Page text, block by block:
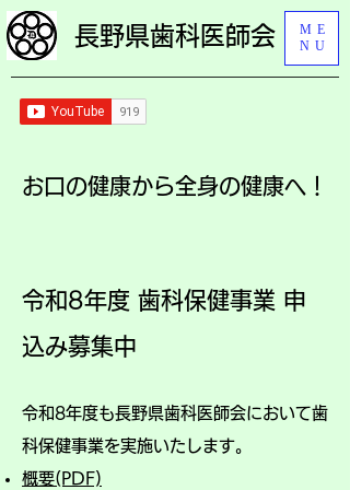
長野県歯科医師会
ME
NU
​お口の健康から全身の健康へ！
令和8年度 歯科保健事業 申
込み募集中
令和8年度も長野県歯科医師会において歯
科保健事業を実施いたします。
概要(PDF)